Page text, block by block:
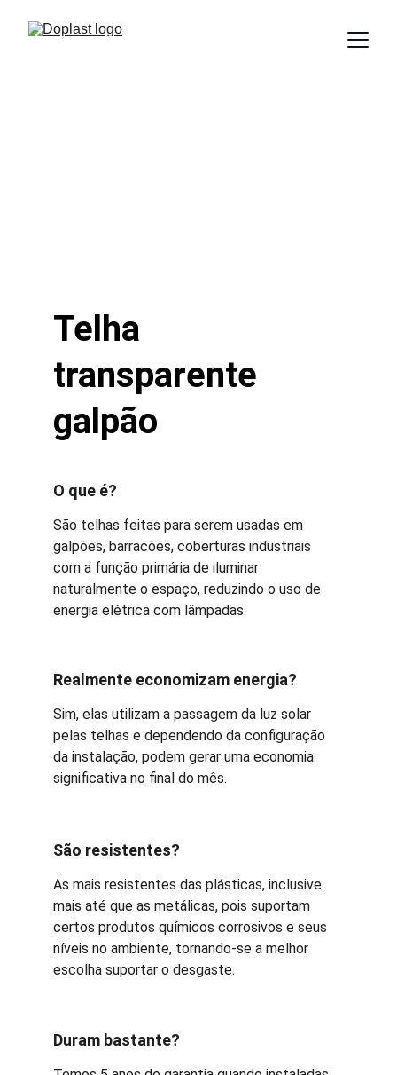
Telha
transparente
galpão
O que é?
São telhas feitas para serem usadas em
galpões, barracões, coberturas industriais
com a função primária de iluminar
naturalmente o espaço, reduzindo o uso de
energia elétrica com lâmpadas.
Realmente economizam energia?
Sim, elas utilizam a passagem da luz solar
pelas telhas e dependendo da configuração
da instalação, podem gerar uma economia
significativa no final do mês.
São resistentes?
As mais resistentes das plásticas, inclusive
mais até que as metálicas, pois suportam
certos produtos químicos corrosivos e seus
níveis no ambiente, tornando-se a melhor
escolha suportar o desgaste.
Duram bastante?